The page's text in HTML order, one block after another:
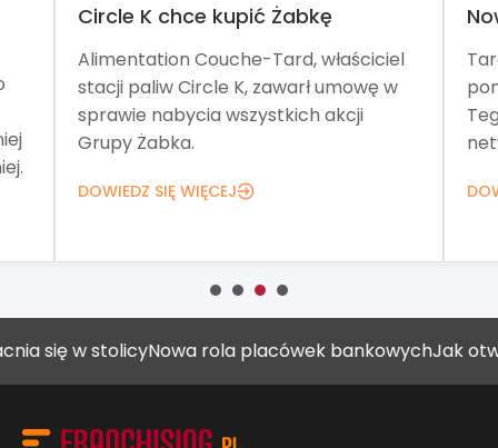
Circle K chce kupić Żabkę
Alimentation Couche-Tard, właściciel
stacji paliw Circle K, zawarł umowę w
sprawie nabycia wszystkich akcji
Grupy Żabka.
DOWIEDZ SIĘ WIĘCEJ
stolicyNowa rola placówek bankowychJak otworzyć